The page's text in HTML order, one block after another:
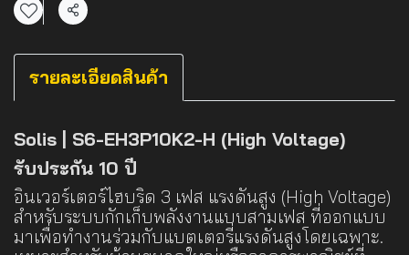
แชร์
รายละเอียดสินค้า
Solis | S6-EH3P10K2-H (High Voltage)
รับประกัน 10 ปี
อินเวอร์เตอร์ไฮบริด 3 เฟส แรงดันสูง (High Voltage)
สำหรับระบบกักเก็บพลังงานแบบสามเฟส ที่ออกแบบ
มาเพื่อทำงานร่วมกับแบตเตอรี่แรงดันสูงโดยเฉพาะ.